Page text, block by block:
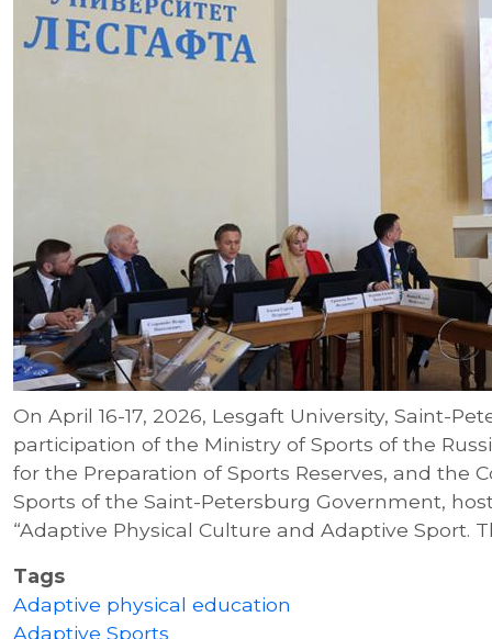
On April 16-17, 2026, Lesgaft University, Saint-
participation of the Ministry of Sports of the
for the Preparation of Sports Reserves, and the
Sports of the Saint-Petersburg Government,
“Adaptive Physical Culture and Adaptive Sport.
Tags
Adaptive physical education
Adaptive Sports